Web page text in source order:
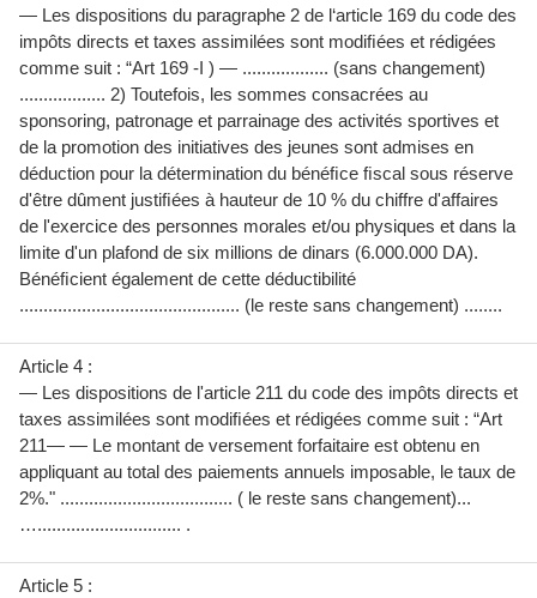
— Les dispositions du paragraphe 2 de l‘article 169 du code des
impôts directs et taxes assimilées sont modiﬁées et rédigées
comme suit : “Art 169 -I ) — .................. (sans changement)
.................. 2) Toutefois, les sommes consacrées au
sponsoring, patronage et parrainage des activités sportives et
de la promotion des initiatives des jeunes sont admises en
déduction pour la détermination du bénéﬁce ﬁscal sous réserve
d'être dûment justiﬁées à hauteur de 10 % du chiffre d'affaires
de l'exercice des personnes morales et/ou physiques et dans la
limite d'un plafond de six millions de dinars (6.000.000 DA).
Bénéﬁcient également de cette déductibilité
.............................................. (le reste sans changement) ........
Article 4 :
— Les dispositions de l'article 211 du code des impôts directs et
taxes assimilées sont modiﬁées et rédigées comme suit : “Art
211— — Le montant de versement forfaitaire est obtenu en
appliquant au total des paiements annuels imposable, le taux de
2%." .................................... ( le reste sans changement)...
….............................. .
Article 5 :